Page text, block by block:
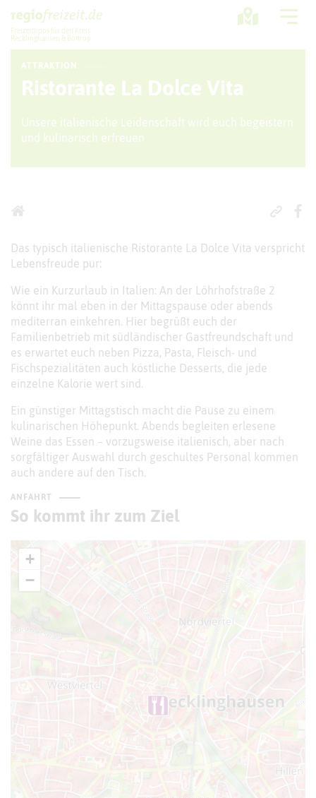
Freizeittipps für den Kreis
Recklinghausen & Bottrop
Aktuelles
ATTRAKTION
Ristorante La Dolce Vita
Unsere italienische Leidenschaft wird euch begeistern
und kulinarisch erfreuen
Das typisch italienische Ristorante La Dolce Vita verspricht
Lebensfreude pur:
Wie ein Kurzurlaub in Italien: An der Löhrhofstraße 2
könnt ihr mal eben in der Mittagspause oder abends
mediterran einkehren. Hier begrüßt euch der
Familienbetrieb mit südländischer Gastfreundschaft und
es erwartet euch neben Pizza, Pasta, Fleisch- und
Fischspezialitäten auch köstliche Desserts, die jede
einzelne Kalorie wert sind.
Ein günstiger Mittagstisch macht die Pause zu einem
kulinarischen Höhepunkt. Abends begleiten erlesene
Weine das Essen – vorzugsweise italienisch, aber nach
sorgfältiger Auswahl durch geschultes Personal kommen
auch andere auf den Tisch.
ANFAHRT
So kommt ihr zum Ziel
+
−